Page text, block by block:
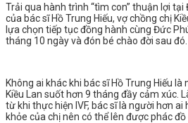
Trải qua hành trình “tìm con” thuận lợi tại
của bác sĩ Hồ Trung Hiếu, vợ chồng chị
lựa chọn tiếp tục đồng hành cùng Đức
tháng 10 ngày và đón bé chào đời sau đó.
Không ai khác khi bác sĩ Hồ Trung Hiếu
Kiều Lan suốt hơn 9 tháng đầy cảm xúc.
từ khi thực hiện IVF, bác sĩ là người hơn
khỏe của chị nên có thể lên được phác